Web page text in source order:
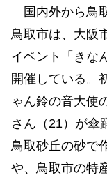
国内外から鳥
鳥取市は、大阪
イベント「きな
開催している。
ゃん鈴の音大使
さん（21）が傘
鳥取砂丘の砂で
や、鳥取市の特